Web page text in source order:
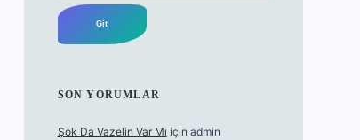
SON YORUMLAR
Şok Da Vazelin Var Mı için admin